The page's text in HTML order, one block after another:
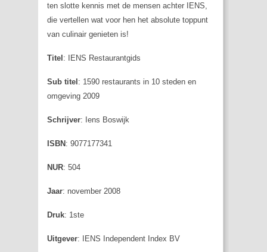
ten slotte kennis met de mensen achter IENS,
die vertellen wat voor hen het absolute toppunt
van culinair genieten is!
Titel : IENS Restaurantgids
Sub titel : 1590 restaurants in 10 steden en
omgeving 2009
Schrijver: Iens Boswijk
ISBN : 9077177341
NUR: 504
Jaar: november 2008
Druk: 1ste
Uitgever: IENS Independent Index BV